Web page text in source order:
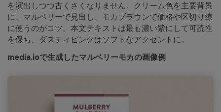
を演出しつつ古くさくなりません。クリーム色を主要背景
に、マルベリーで見出し、モカブラウンで価格や区切り線
に使うのがコツ。本文テキストは最も濃い紫にして可読性
を保ち、ダスティピンクはソフトなアクセントに。
media.ioで生成したマルベリーモカの画像例